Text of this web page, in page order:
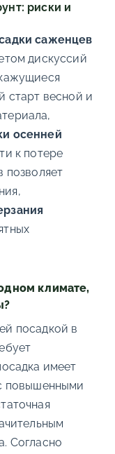
риски и
саженцев
дискуссий
старт весной и
осенней
к потере
позволяет
климате,
посадкой в
имеет
повышенными
Согласно